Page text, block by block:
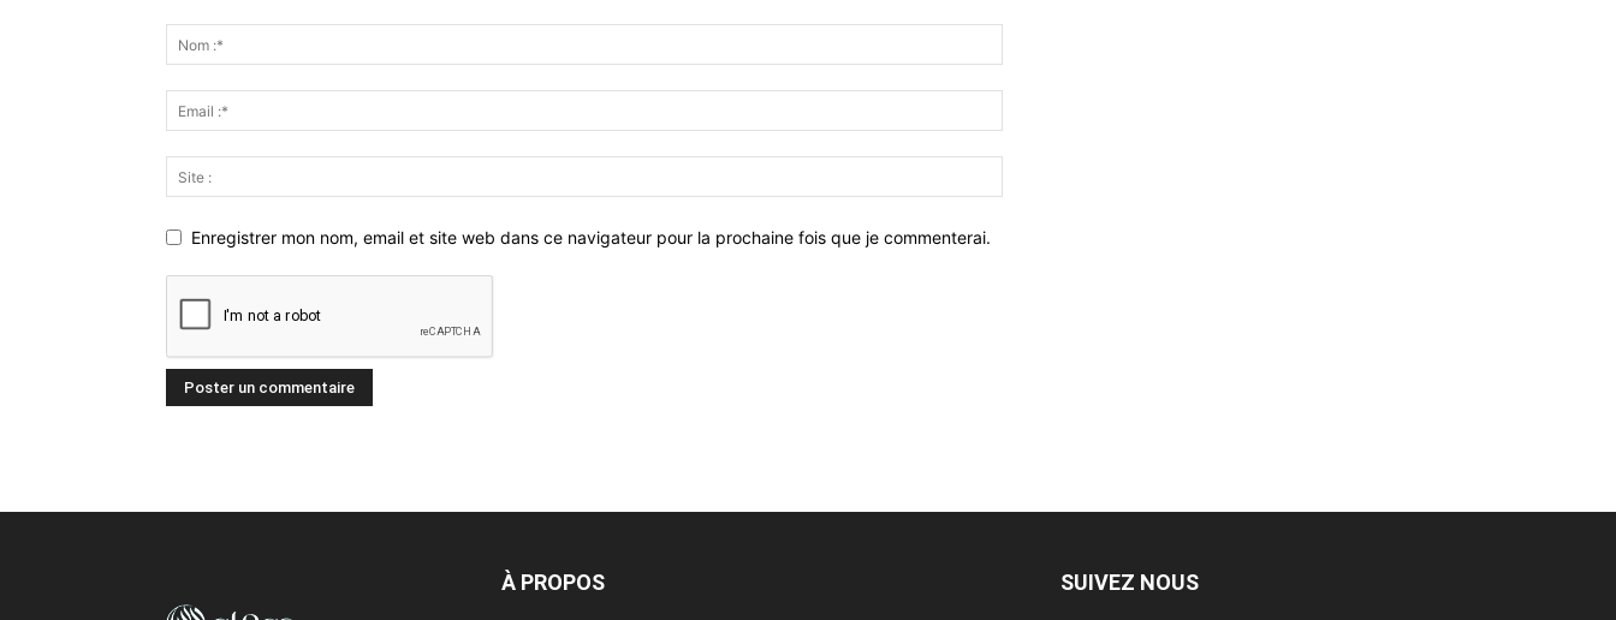
Enregistrer mon nom, email et site web dans ce navigateur pour la prochaine fois que je commenterai.
À PROPOS SUIVEZ NOUS